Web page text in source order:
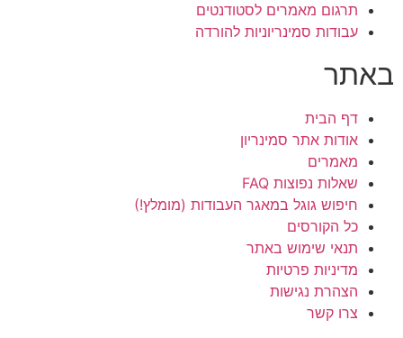
תרגום מאמרים לסטודנטים
עבודות סמינריוניות להורדה
באתר
דף הבית
אודות אתר סמינריון
מאמרים
שאלות נפוצות FAQ
חיפוש גוגל במאגר העבודות (מומלץ!)
כל הקורסים
תנאי שימוש באתר
מדיניות פרטיות
הצהרת נגישות
צרו קשר